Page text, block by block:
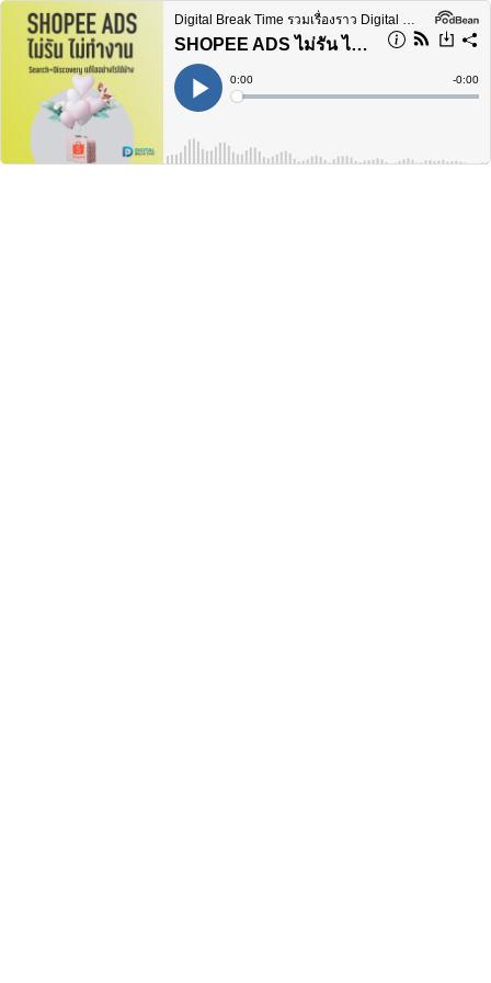
Digital Break Time รวมเรื่องราว Digital Marketing ในทุกแง่มุม
SHOPEE ADS ไม่รัน ไม่ใช้เงิน ไม่ทำงาน ทั้ง SEARCH และ DISCOVERY แก้ไขอย่างไรได้บ้าง -DBT063
Play
Current
Time
0:00
Loaded:
Time
-0:00